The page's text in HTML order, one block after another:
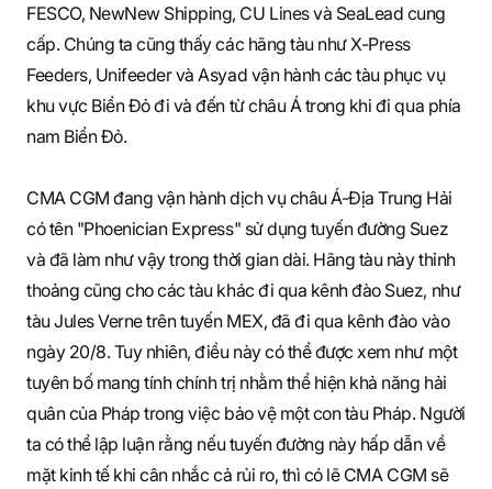
FESCO, NewNew Shipping, CU Lines và SeaLead cung
cấp. Chúng ta cũng thấy các hãng tàu như X-Press
Feeders, Unifeeder và Asyad vận hành các tàu phục vụ
khu vực Biển Đỏ đi và đến từ châu Á trong khi đi qua phía
nam Biển Đỏ.
CMA CGM đang vận hành dịch vụ châu Á-Địa Trung Hải
có tên "Phoenician Express" sử dụng tuyến đường Suez
và đã làm như vậy trong thời gian dài. Hãng tàu này thỉnh
thoảng cũng cho các tàu khác đi qua kênh đào Suez, như
tàu Jules Verne trên tuyến MEX, đã đi qua kênh đào vào
ngày 20/8. Tuy nhiên, điều này có thể được xem như một
tuyên bố mang tính chính trị nhằm thể hiện khả năng hải
quân của Pháp trong việc bảo vệ một con tàu Pháp. Người
ta có thể lập luận rằng nếu tuyến đường này hấp dẫn về
mặt kinh tế khi cân nhắc cả rủi ro, thì có lẽ CMA CGM sẽ